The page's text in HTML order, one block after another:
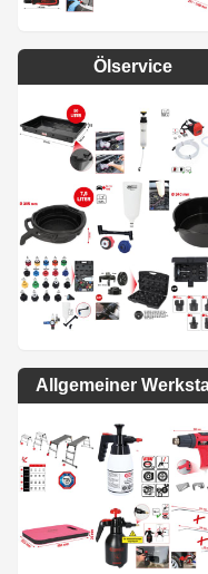
Ölservice